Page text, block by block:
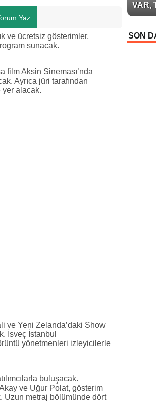
Yaz
ve ücretsiz gösterimler,
sunacak.
film Aksin Sineması’nda
Ayrıca jüri tarafından
alacak.
ve Yeni Zelanda’daki Show
İsveç İstanbul
yönetmenleri izleyicilerle
buluşacak.
ve Uğur Polat, gösterim
Uzun metraj bölümünde dört
VAR,
SON